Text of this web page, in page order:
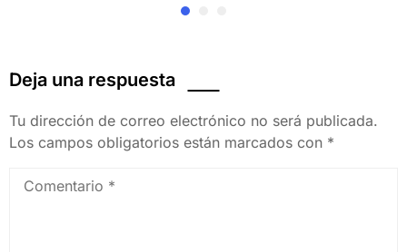
Deja una respuesta
Tu dirección de correo electrónico no será publicada.
Los campos obligatorios están marcados con *